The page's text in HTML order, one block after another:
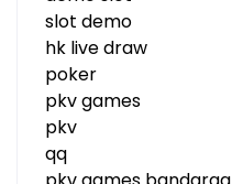
slot demo
hk live draw
poker
pkv games
pkv
qq